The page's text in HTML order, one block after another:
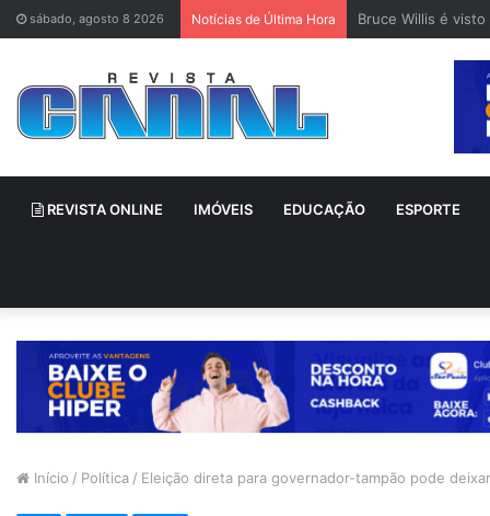
sábado, agosto 8 2026 Notícias de Última Hora Bruce Willis é
REVISTA ONLINE IMÓVEIS EDUCAÇÃO ESPORTE
Início / Política / Eleição direta para governador-tampão pode